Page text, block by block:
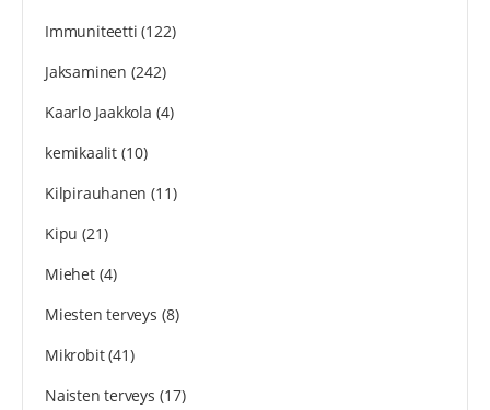
Immuniteetti (122)
Jaksaminen (242)
Kaarlo Jaakkola (4)
kemikaalit(10)
Kilpirauhanen (11)
Kipu (21)
Miehet(4)
Miesten terveys (8)
Mikrobit(41)
Naisten terveys (17)